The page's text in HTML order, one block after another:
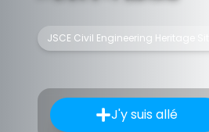
JSCE Civil Engineering Heritage Site
J'y suis allé